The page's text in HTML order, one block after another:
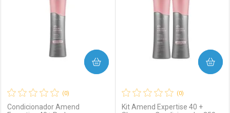
Laboratório
Por Menos Laboratório
Por Menos
(0)
Condicionador Amend
COMPRAR
(0)
Kit Amend Expertise 40 +
COMPRAR